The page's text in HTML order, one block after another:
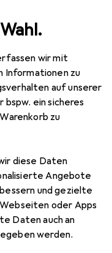
wir mit
Informationen zu
auf unserer
bspw. ein sicheres
zu
diese Daten
Angebote
und gezielte
oder Apps
Daten auch an
werden.
Lederschutzhülle Wallet
Wallet